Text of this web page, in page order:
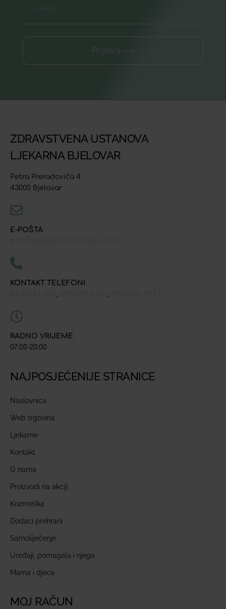
Prijava ⟶
ZDRAVSTVENA USTANOVA
LJEKARNA BJELOVAR
Petra Preradovića 4
43000 Bjelovar
E-POŠTA
KONTAKT TELEFONI
, ,
RADNO VRIJEME
07:00-20:00
NAJPOSJEĆENIJE STRANICE
Naslovnica
Web trgovina
Ljekarne
Kontakt
O nama
Proizvodi na akciji
Kozmetika
Dodaci prehrani
Samoliječenje
Uređaji, pomagala i njega
Mama i djeca
MOJ RAČUN